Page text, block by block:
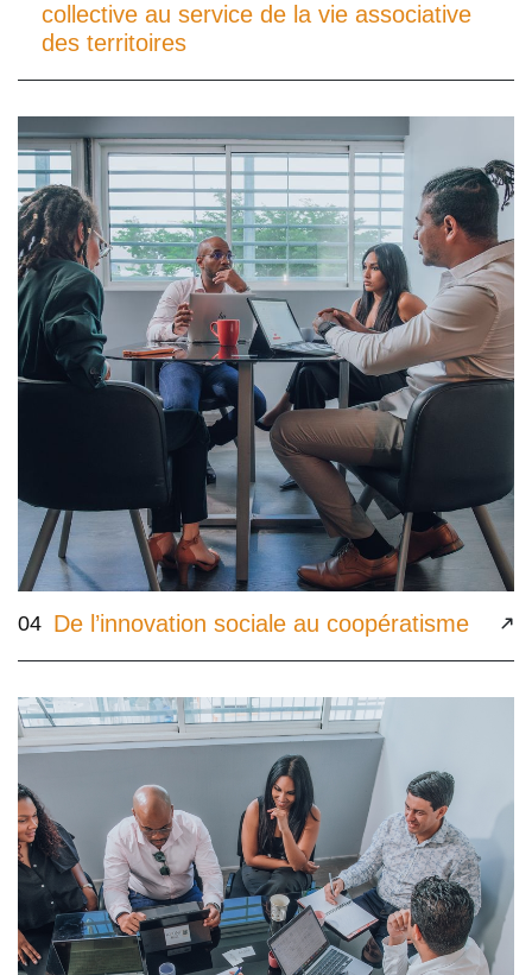
collective au service de la vie associative
des territoires
04 De l’innovation sociale au coopératisme